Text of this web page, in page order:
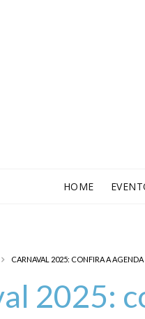
HOME
CARNAVAL 2025: CONFIRA A
2025: